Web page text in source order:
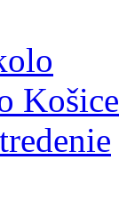
Košice